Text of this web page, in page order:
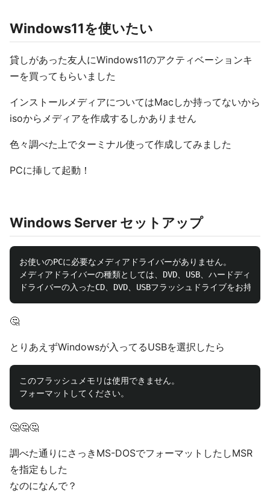
Windows11を使いたい
貸しがあった友人にWindows11のアクティベーションキ
ーを買ってもらいました
インストールメディアについてはMacしか持ってないから
isoからメディアを作成するしかありません
色々調べた上でターミナル使って作成してみました
PCに挿して起動！
Windows Server セットアップ
お使いのPCに必要なメディアドライバーがありません。
メディアドライバーの種類としては、DVD、USB、ハードディス
🤔
とりあえずWindowsが入ってるUSBを選択したら
このフラッシュメモリは使用できません。
🤔🤔🤔
調べた通りにさっきMS-DOSでフォーマットしたしMSR
を指定もした
なのになんで？